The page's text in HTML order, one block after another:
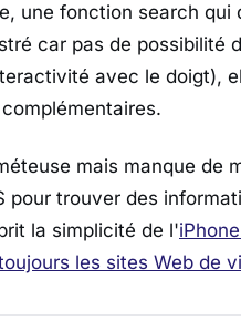
une fonction search
car pas de possibilité
avec le doigt),
mais manque de
pour trouver des
la simplicité de l'
les sites Web de